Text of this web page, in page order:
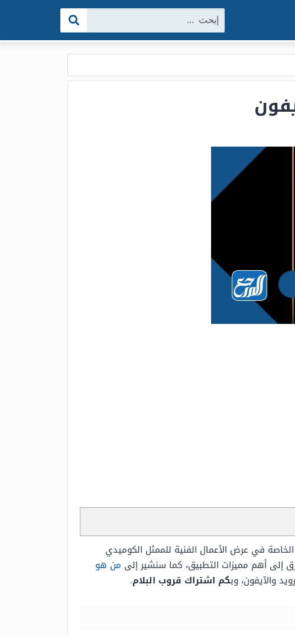
البحث:
في عرض الأعمال الفنية للممثل الكوميدي
إلى أهم مميزات التطبيق، كما سنشير إلى من هو
كم اشتراك قروب البلام.